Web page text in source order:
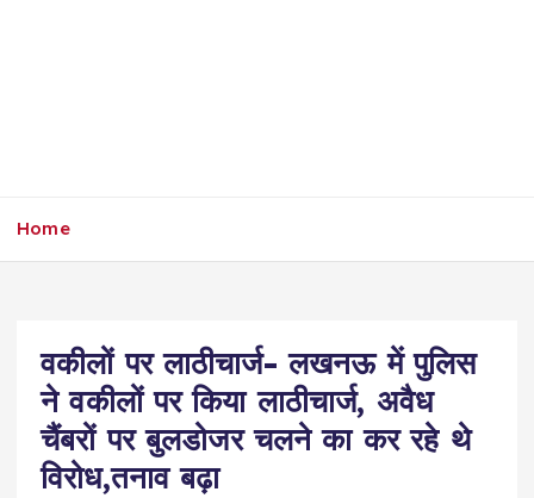
Home
वकीलों पर लाठीचार्ज- लखनऊ में पुलिस
ने वकीलों पर किया लाठीचार्ज, अवैध
चैंबरों पर बुलडोजर चलने का कर रहे थे
विरोध,तनाव बढ़ा